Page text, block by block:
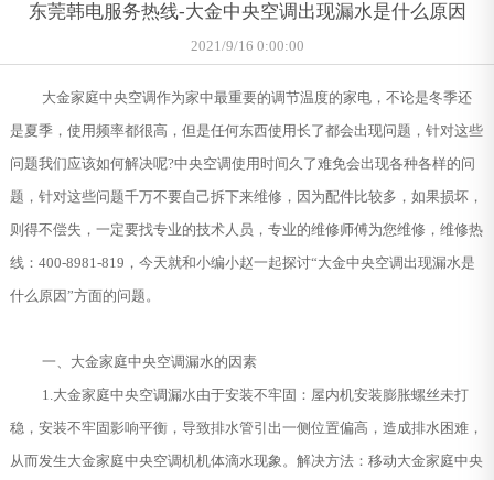
东莞韩电服务热线-大金中央空调出现漏水是什么原因
2021/9/16 0:00:00
大金家庭中央空调作为家中最重要的调节温度的家电，不论是冬季还
是夏季，使用频率都很高，但是任何东西使用长了都会出现问题，针对这些
问题我们应该如何解决呢?中央空调使用时间久了难免会出现各种各样的问
题，针对这些问题千万不要自己拆下来维修，因为配件比较多，如果损坏，
则得不偿失，一定要找专业的技术人员，专业的维修师傅为您维修，维修热
线：400-8981-819，今天就和小编小赵一起探讨“大金中央空调出现漏水是
什么原因”方面的问题。
一、大金家庭中央空调漏水的因素
1.大金家庭中央空调漏水由于安装不牢固：屋内机安装膨胀螺丝未打
稳，安装不牢固影响平衡，导致排水管引出一侧位置偏高，造成排水困难，
从而发生大金家庭中央空调机机体滴水现象。解决方法：移动大金家庭中央